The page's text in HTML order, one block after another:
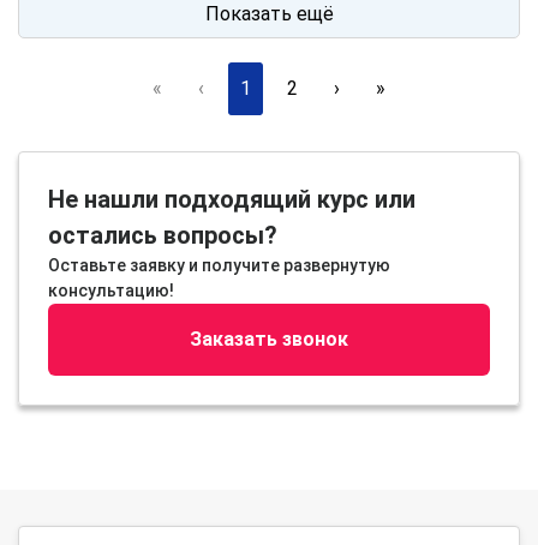
Показать ещё
« ‹ 1 2 › »
Не нашли подходящий курс или
остались вопросы?
Оставьте заявку и получите развернутую
консультацию!
Заказать звонок